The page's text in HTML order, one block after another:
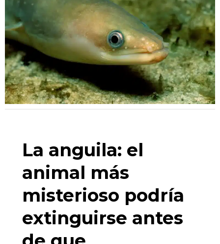
La anguila: el
animal más
misterioso podría
extinguirse antes